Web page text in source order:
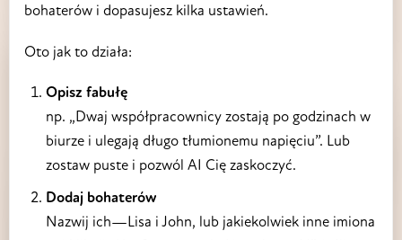
bohaterów i dopasujesz kilka ustawień.
Oto jak to działa:
Opisz fabułę
np. „Dwaj współpracownicy zostają po godzinach w
biurze i ulegają długo tłumionemu napięciu”. Lub
zostaw puste i pozwól AI Cię zaskoczyć.
Dodaj bohaterów
Nazwij ich—Lisa i John, lub jakiekolwiek inne imiona